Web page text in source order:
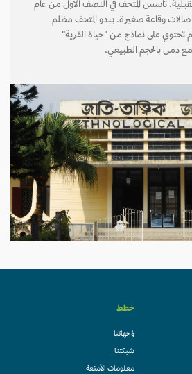
تأسس المتحف في النصف الأول من عام
وقاعة صغيرة. يبدو المتحف مظلم
على نماذج من "حياة القرية"
دمى بالحجم الطبيعي.
خطط
وُجهاتنا
شبكتنا
معلومات الأمتعة